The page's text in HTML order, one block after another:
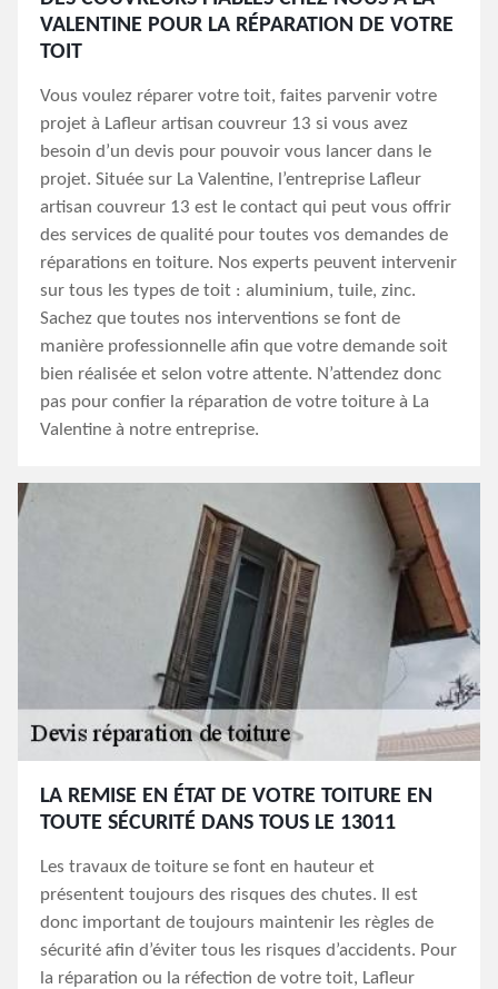
VALENTINE POUR LA RÉPARATION DE VOTRE
TOIT
Vous voulez réparer votre toit, faites parvenir votre
projet à Lafleur artisan couvreur 13 si vous avez
besoin d’un devis pour pouvoir vous lancer dans le
projet. Située sur La Valentine, l’entreprise Lafleur
artisan couvreur 13 est le contact qui peut vous offrir
des services de qualité pour toutes vos demandes de
réparations en toiture. Nos experts peuvent intervenir
sur tous les types de toit : aluminium, tuile, zinc.
Sachez que toutes nos interventions se font de
manière professionnelle afin que votre demande soit
bien réalisée et selon votre attente. N’attendez donc
pas pour confier la réparation de votre toiture à La
Valentine à notre entreprise.
LA REMISE EN ÉTAT DE VOTRE TOITURE EN
TOUTE SÉCURITÉ DANS TOUS LE 13011
Les travaux de toiture se font en hauteur et
présentent toujours des risques des chutes. Il est
donc important de toujours maintenir les règles de
sécurité afin d’éviter tous les risques d’accidents. Pour
la réparation ou la réfection de votre toit, Lafleur